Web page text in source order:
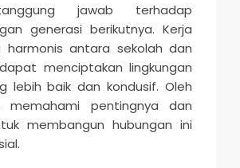
jawab terhadap
generasi berikutnya. Kerja
harmonis antara sekolah dan
menciptakan lingkungan
lebih baik dan kondusif. Oleh
memahami pentingnya dan
membangun hubungan ini